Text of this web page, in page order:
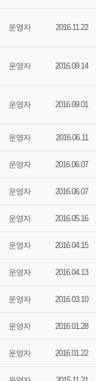
운영자 2016.11.22
운영자 2016.09.14
운영자 2016.09.01
운영자 2016.06.11
운영자 2016.06.07
운영자 2016.06.07
운영자 2016.05.16
운영자 2016.04.15
운영자 2016.04.13
운영자 2016.03.10
운영자 2016.01.28
운영자 2016.01.22